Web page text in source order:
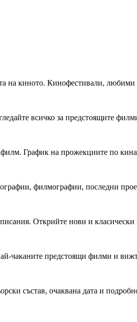
на киното. Кинофестивали,
всичко за предстоящите
филм. График на прожекциите по
филмографии, последни
Открийте нови и
чаканите предстоящи филми и
състав, очаквана дата и